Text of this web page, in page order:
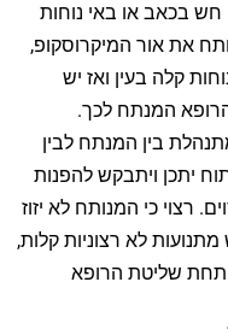
בכאב או באי נוחות
את אור המיקרוסקופ,
קלה בעין ואז יש
המנתח לכך.
בין המנתח לבין
יתכן ויתבקש להפנות
רצוי כי המנותח לא יזוז
לא רצוניות קלות,
תחת שליטת הרופא